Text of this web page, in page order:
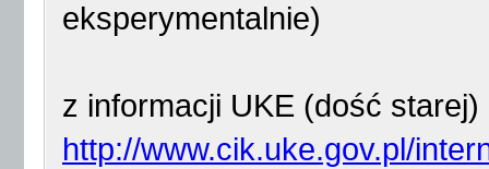
eksperymentalnie)
z informacji UKE (dość starej)
http://www.cik.uke.gov.pl/